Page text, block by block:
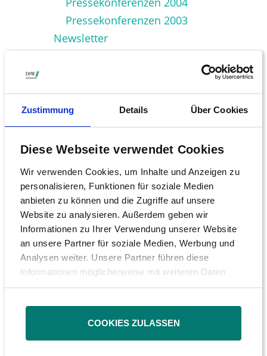
Zustimmung Details Über Cookies
Diese Webseite verwendet Cookies
Wir verwenden Cookies, um Inhalte und Anzeigen zu
personalisieren, Funktionen für soziale Medien
anbieten zu können und die Zugriffe auf unsere
Website zu analysieren. Außerdem geben wir
Informationen zu Ihrer Verwendung unserer Website
an unsere Partner für soziale Medien, Werbung und
Analysen weiter. Unsere Partner führen diese
Informationen möglicherweise mit weiteren Daten
zusammen, die Sie ihnen bereitgestellt haben oder die
COOKIES ZULASSEN
Pressekonferenzen 2003
Newsletter
Anlegerschutz
Mitglieder fragen
Vermögensverwalter
Aktuelle Fälle
Termine
Stimmrechtsvertretung
Abstimmungsempfehlungen
Richtlinien
Quellensteuer
Formulare
Leitfäden
Erstattungsservice
Investmentfonds
Investmentclubs